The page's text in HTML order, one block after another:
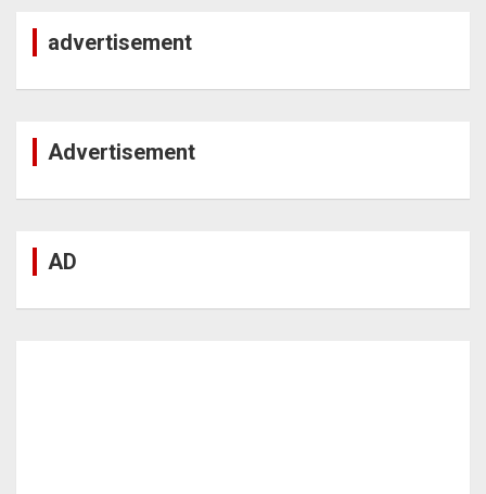
advertisement
Advertisement
AD